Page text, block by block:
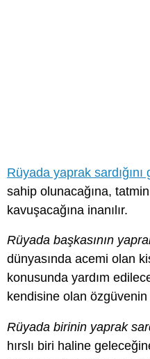
Rüyada yaprak sardığını
sahip olunacağına,
kavuşacağına inanılır.
Rüyada başkasının
dünyasında acemi olan
konusunda yardım
kendisine olan
Rüyada birinin yaprak
hırslı biri haline